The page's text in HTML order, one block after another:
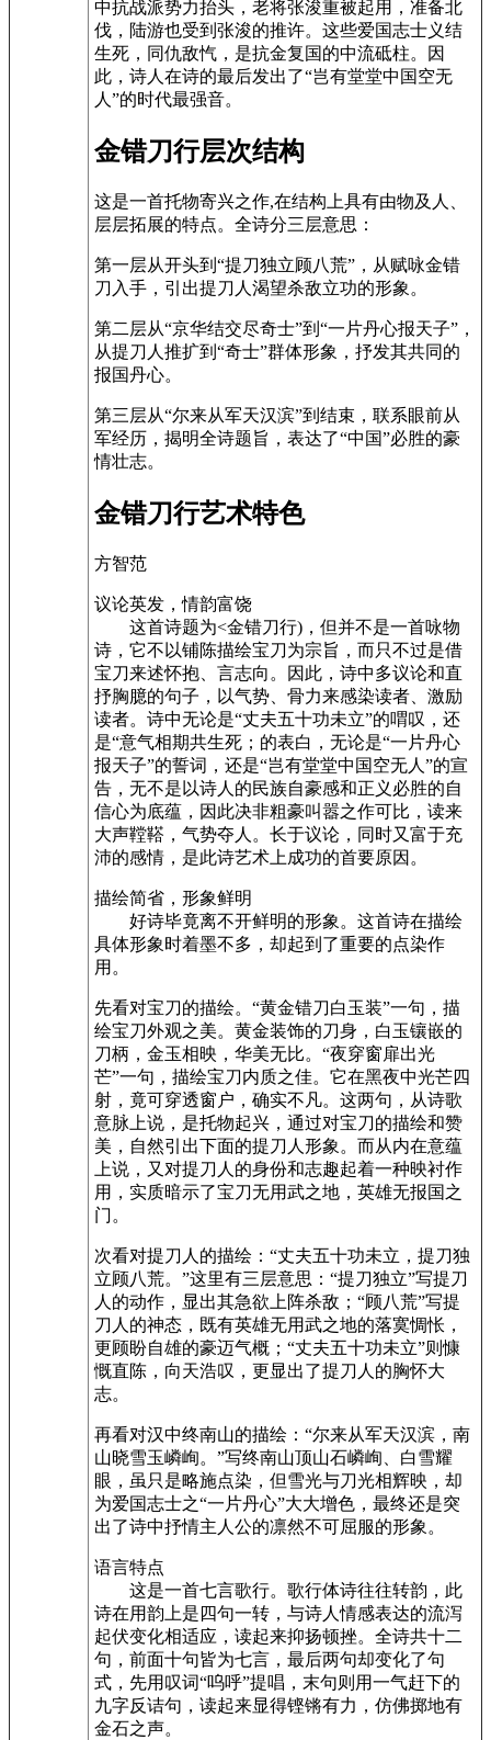
中抗战派势力抬头，老将张浚重被起用，准备北
伐，陆游也受到张浚的推许。这些爱国志士义结
生死，同仇敌忾，是抗金复国的中流砥柱。因
此，诗人在诗的最后发出了“岂有堂堂中国空无
人”的时代最强音。
金错刀行层次结构
这是一首托物寄兴之作,在结构上具有由物及人、
层层拓展的特点。全诗分三层意思：
第一层从开头到“提刀独立顾八荒”，从赋咏金错
刀入手，引出提刀人渴望杀敌立功的形象。
第二层从“京华结交尽奇士”到“一片丹心报天子”，
从提刀人推扩到“奇士”群体形象，抒发其共同的
报国丹心。
第三层从“尔来从军天汉滨”到结束，联系眼前从
军经历，揭明全诗题旨，表达了“中国”必胜的豪
情壮志。
金错刀行艺术特色
方智范
议论英发，情韵富饶
这首诗题为<金错刀行)，但并不是一首咏物
诗，它不以铺陈描绘宝刀为宗旨，而只不过是借
宝刀来述怀抱、言志向。因此，诗中多议论和直
抒胸臆的句子，以气势、骨力来感染读者、激励
读者。诗中无论是“丈夫五十功未立”的喟叹，还
是“意气相期共生死；的表白，无论是“一片丹心
报天子”的誓词，还是“岂有堂堂中国空无人”的宣
告，无不是以诗人的民族自豪感和正义必胜的自
信心为底蕴，因此决非粗豪叫嚣之作可比，读来
大声鞺鞳，气势夺人。长于议论，同时又富于充
沛的感情，是此诗艺术上成功的首要原因。
描绘简省，形象鲜明
好诗毕竟离不开鲜明的形象。这首诗在描绘
具体形象时着墨不多，却起到了重要的点染作
用。
先看对宝刀的描绘。“黄金错刀白玉装”一句，描
绘宝刀外观之美。黄金装饰的刀身，白玉镶嵌的
刀柄，金玉相映，华美无比。“夜穿窗扉出光
芒”一句，描绘宝刀内质之佳。它在黑夜中光芒四
射，竟可穿透窗户，确实不凡。这两句，从诗歌
意脉上说，是托物起兴，通过对宝刀的描绘和赞
美，自然引出下面的提刀人形象。而从内在意蕴
上说，又对提刀人的身份和志趣起着一种映衬作
用，实质暗示了宝刀无用武之地，英雄无报国之
门。
次看对提刀人的描绘：“丈夫五十功未立，提刀独
立顾八荒。”这里有三层意思：“提刀独立”写提刀
人的动作，显出其急欲上阵杀敌；“顾八荒”写提
刀人的神态，既有英雄无用武之地的落寞惆怅，
更顾盼自雄的豪迈气概；“丈夫五十功未立”则慷
慨直陈，向天浩叹，更显出了提刀人的胸怀大
志。
再看对汉中终南山的描绘：“尔来从军天汉滨，南
山晓雪玉嶙峋。”写终南山顶山石嶙峋、白雪耀
眼，虽只是略施点染，但雪光与刀光相辉映，却
为爱国志士之“一片丹心”大大增色，最终还是突
出了诗中抒情主人公的凛然不可屈服的形象。
语言特点
这是一首七言歌行。歌行体诗往往转韵，此
诗在用韵上是四句一转，与诗人情感表达的流泻
起伏变化相适应，读起来抑扬顿挫。全诗共十二
句，前面十句皆为七言，最后两句却变化了句
式，先用叹词“呜呼”提唱，末句则用一气赶下的
九字反诘句，读起来显得铿锵有力，仿佛掷地有
金石之声。